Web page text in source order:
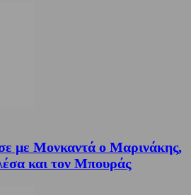
με Μονκαντά ο Μαρινάκης,
και τον Μπουράς